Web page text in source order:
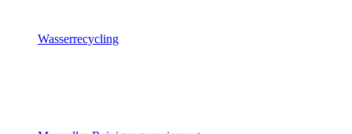
Wasserrecycling